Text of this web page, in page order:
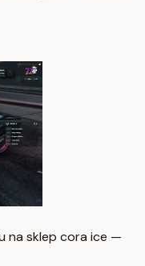
na sklep cora ice —